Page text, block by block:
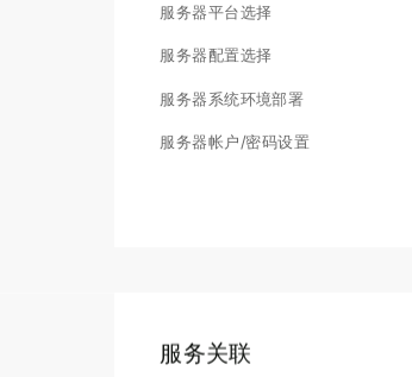
服务器平台选择
服务器配置选择
服务器系统环境部署
服务器帐户/密码设置
服务关联